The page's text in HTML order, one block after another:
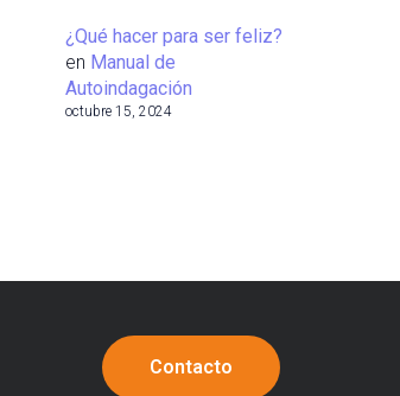
¿Qué hacer para ser feliz?
en Manual de
Autoindagación
octubre 15, 2024
Contacto